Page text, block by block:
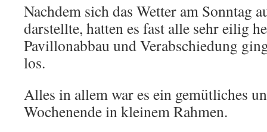
Nachdem sich das Wetter am Sonntag
darstellte, hatten es fast alle sehr eilig
Pavillonabbau und Verabschiedung
los.
Alles in allem war es ein gemütliches
Wochenende in kleinem Rahmen.